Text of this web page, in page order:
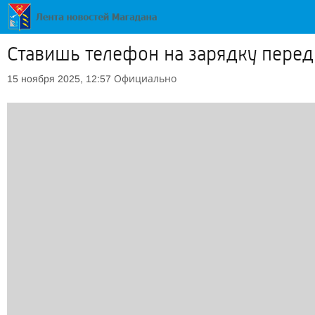
Ставишь телефон на зарядку
15 ноября 2025, 12:57 Официально